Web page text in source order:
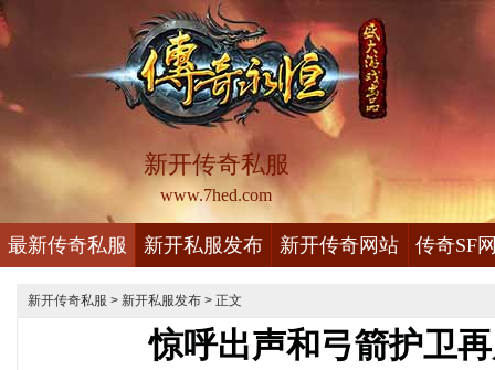
新开传奇私服
www.7hed.com
最新传奇私服 新开私服发布 新开传奇网站 传奇SF
新开传奇私服 > 新开私服发布 > 正文
惊呼出声和弓箭护卫